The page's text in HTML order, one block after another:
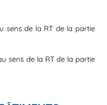
sens de la RT de la partie
sens de la RT de la partie